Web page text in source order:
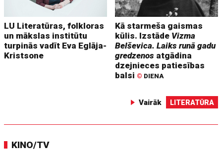
LU Literatūras, folkloras
un mākslas institūtu
turpinās vadīt Eva Eglāja-
Kristsone
Kā starmeša gaismas
kūlis. Izstāde Vizma
Belševica. Laiks runā gadu
gredzenos atgādina
dzejnieces patiesības
balsi © DIENA
Vairāk LITERATŪRA
KINO/TV